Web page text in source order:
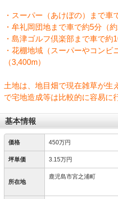
・スーパー（あけぼの）まで車
・牟礼岡団地まで車で約5分（約
・島津ゴルフ倶楽部まで車で約
・花棚地域（スーパーやコンビ
（3,400m）
土地は、地目畑で現在雑草が生
で宅地造成等は比較的に容易に
基本情報
価格 450万円
坪単価 3.15万円
所在地
鹿児島市宮之浦町